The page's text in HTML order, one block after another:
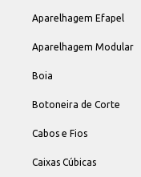
Aparelhagem Efapel
Aparelhagem Modular
Boia
Botoneira de Corte
Cabos e Fios
Caixas Cúbicas